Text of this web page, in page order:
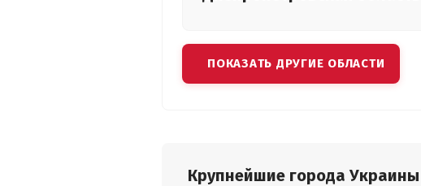
ПОКАЗАТЬ ДРУГИЕ ОБЛАСТИ
Крупнейшие города Украины